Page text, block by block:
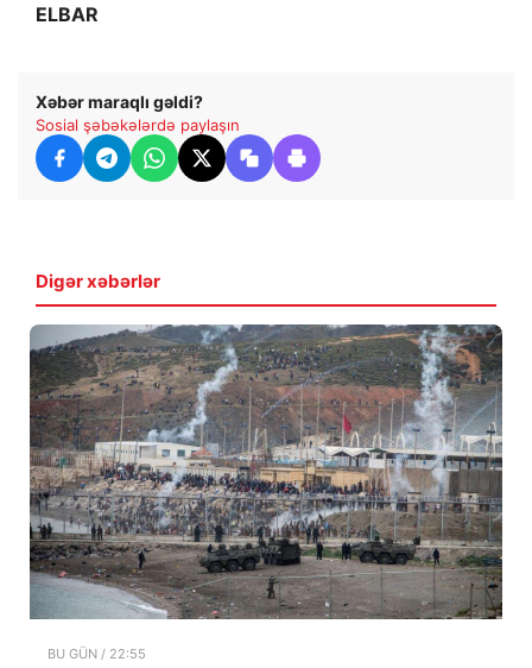
ELBAR
Xəbər maraqlı gəldi?
Sosial şəbəkələrdə paylaşın
Digər xəbərlər
BU GÜN / 22:55